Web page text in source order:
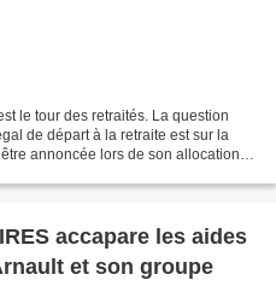
le tour des retraités. La question
de départ à la retraite est sur la
annoncée lors de son allocation
accapare les aides
et son groupe